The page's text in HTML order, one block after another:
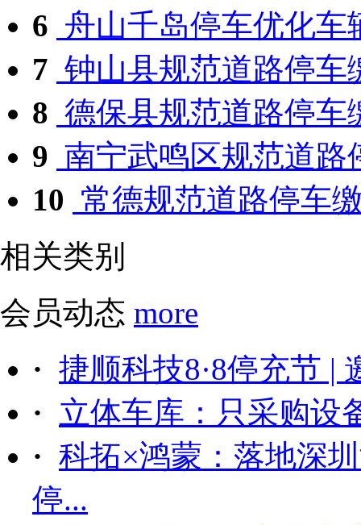
6 舟山千岛停车优化车
7 钟山县规范道路停车
8 德保县规范道路停车
9 南宁武鸣区规范道路
10 常德规范道路停车
相关类别
会员动态 more
· 捷顺科技8·8停充节 |
· 立体车库：只采购设
· 科拓×鸿蒙：落地深
停...